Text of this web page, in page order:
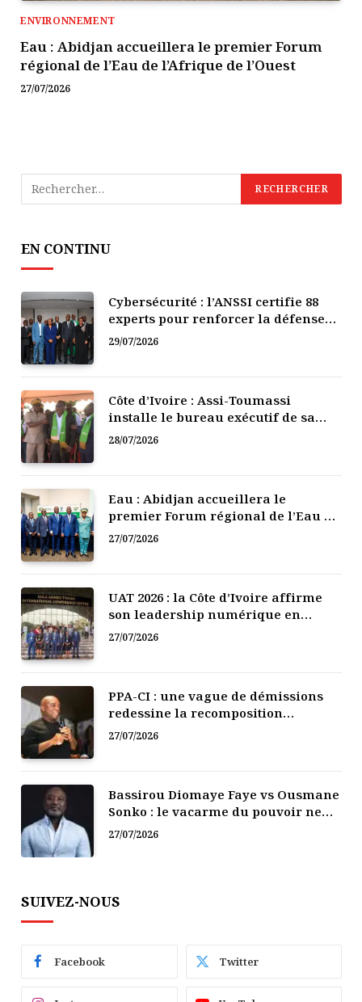
ENVIRONNEMENT
Eau : Abidjan accueillera le premier Forum
régional de l’Eau de l’Afrique de l’Ouest
27/07/2026
EN CONTINU
Cybersécurité : l’ANSSI certifie 88
experts pour renforcer la défense
numérique de la Côte d’Ivoire
29/07/2026
Côte d’Ivoire : Assi-Toumassi
installe le bureau exécutif de sa
mutuelle de développement
28/07/2026
Eau : Abidjan accueillera le
premier Forum régional de l’Eau de
l’Afrique de l’Ouest
27/07/2026
UAT 2026 : la Côte d’Ivoire affirme
son leadership numérique en
Afrique
27/07/2026
PPA-CI : une vague de démissions
redessine la recomposition
politique
27/07/2026
Bassirou Diomaye Faye vs Ousmane
Sonko : le vacarme du pouvoir ne
doit pas faire oublier les liens de la
Fraternité
27/07/2026
SUIVEZ-NOUS
Facebook Twitter